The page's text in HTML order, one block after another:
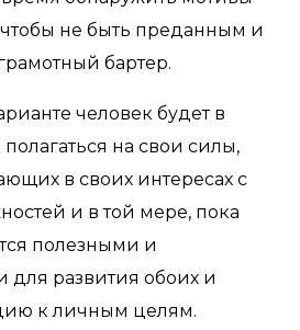
чтобы не быть преданным и
бартер.
человек будет в
на свои силы,
в своих интересах с
и в той мере, пока
полезными и
для развития обоих и
к личным целям.